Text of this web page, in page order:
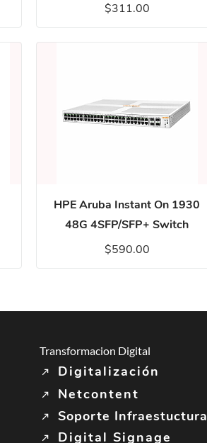
$311.00
HPE Aruba Instant On 1930
48G 4SFP/SFP+ Switch
$590.00
Transformacion Digital
Digitalización
Netcontent
Soporte Infraestuctura
Digital Signage